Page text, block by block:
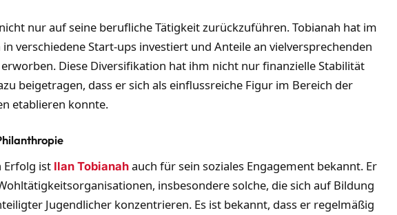
nur auf seine berufliche Tätigkeit zurückzuführen. Tobianah hat im
verschiedene Start-ups investiert und Anteile an vielversprechenden
Diese Diversifikation hat ihm nicht nur finanzielle Stabilität
beigetragen, dass er sich als einflussreiche Figur im Bereich der
etablieren konnte.
Erfolg ist Ilan Tobianah auch für sein soziales Engagement bekannt. Er
insbesondere solche, die sich auf Bildung
Jugendlicher konzentrieren. Es ist bekannt, dass er regelmäßig